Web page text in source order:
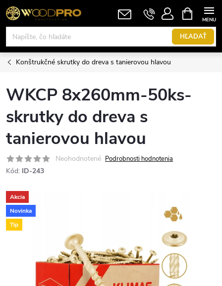
Prejsť
na
obsah
HĽADAŤ
KOŠÍK
Konštrukčné skrutky do dreva s tanierovou hlavou
WKCP 8x260mm-50ks-
skrutky do dreva s
tanierovou hlavou
Neohodnotené Podrobnosti hodnotenia
Kód: ID-243
Akcia
Novinka
Tip